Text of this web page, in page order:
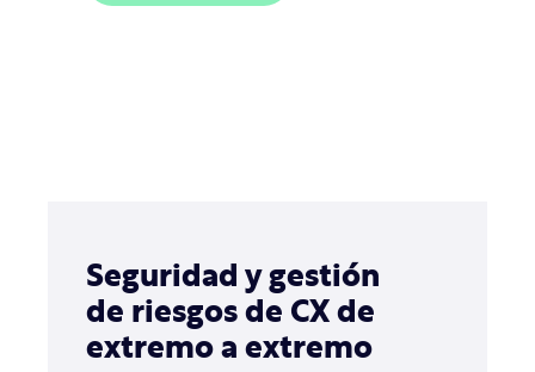
Seguridad y gestión
de riesgos de CX de
extremo a extremo